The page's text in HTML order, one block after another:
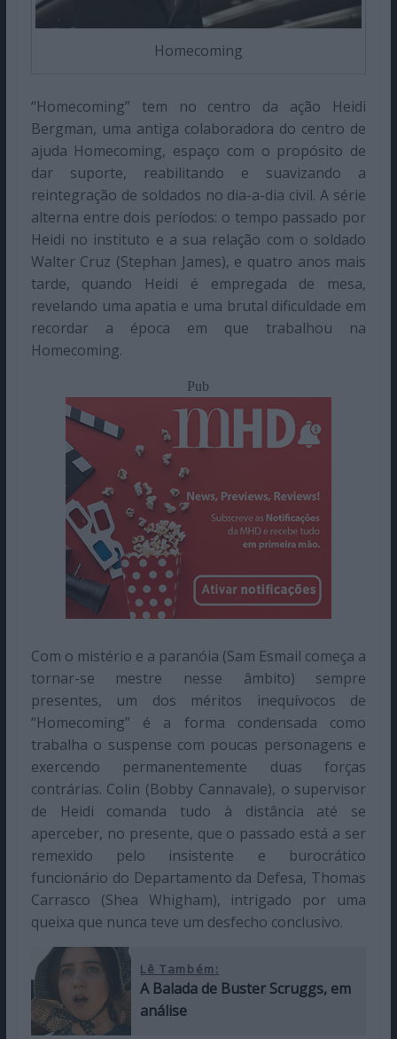
Homecoming
“Homecoming” tem no centro da ação Heidi
Bergman, uma antiga colaboradora do centro de
ajuda Homecoming, espaço com o propósito de
dar suporte, reabilitando e suavizando a
reintegração de soldados no dia-a-dia civil. A série
alterna entre dois períodos: o tempo passado por
Heidi no instituto e a sua relação com o soldado
Walter Cruz (Stephan James), e quatro anos mais
tarde, quando Heidi é empregada de mesa,
revelando uma apatia e uma brutal dificuldade em
recordar a época em que trabalhou na
Homecoming.
Pub
Com o mistério e a paranóia (Sam Esmail começa a
tornar-se mestre nesse âmbito) sempre
presentes, um dos méritos inequívocos de
“Homecoming” é a forma condensada como
trabalha o suspense com poucas personagens e
exercendo permanentemente duas forças
contrárias. Colin (Bobby Cannavale), o supervisor
de Heidi comanda tudo à distância até se
aperceber, no presente, que o passado está a ser
remexido pelo insistente e burocrático
funcionário do Departamento da Defesa, Thomas
Carrasco (Shea Whigham), intrigado por uma
queixa que nunca teve um desfecho conclusivo.
Lê Também:
A Balada de Buster Scruggs, em
análise